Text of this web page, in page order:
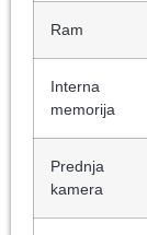
Ram
Interna
memorija
Prednja
kamera